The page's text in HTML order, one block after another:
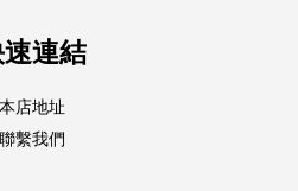
連結
本店地址
聯繫我們